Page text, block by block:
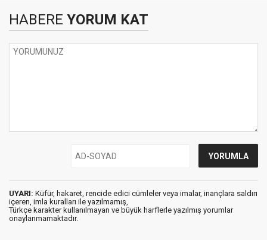
HABERE YORUM KAT
UYARI: Küfür, hakaret, rencide edici cümleler veya imalar, inançlara saldırı
içeren, imla kuralları ile yazılmamış,
Türkçe karakter kullanılmayan ve büyük harflerle yazılmış yorumlar
onaylanmamaktadır.